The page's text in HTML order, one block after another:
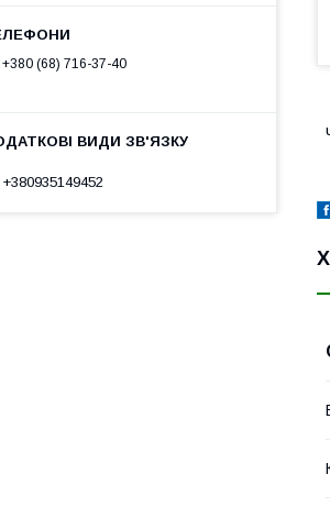
+380 (68) 716-37-40
+380935149452